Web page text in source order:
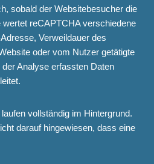
sobald der Websitebesucher die
reCAPTCHA verschiedene
Verweildauer des
oder vom Nutzer getätigte
Analyse erfassten Daten
vollständig im Hintergrund.
darauf hingewiesen, dass eine